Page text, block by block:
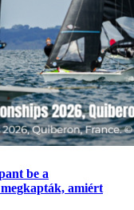
be a
amiért